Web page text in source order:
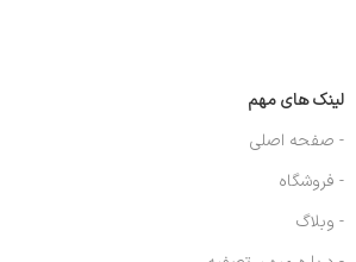
لینک های مهم
- صفحه اصلی
- فروشگاه
- وبلاگ